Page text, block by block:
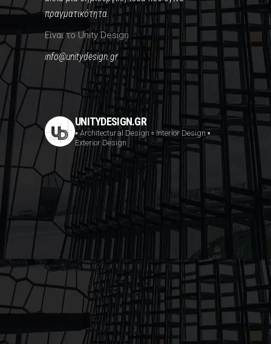
πραγματικότητα.
Είναι το Unity Design.
info@unitydesign.gr
UNITYDESIGN.GR
▪️ Architectural Design ▫️ Interior Design ▪️
Exterior Design